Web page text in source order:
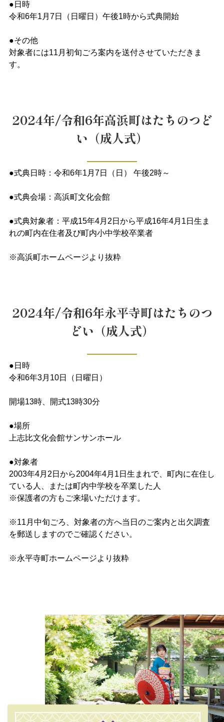
●日時
令和6年1月7日（日曜日）午後1時から式典開始
●その他
対象者には11月初旬ごろ案内を送付させていただきま
す。
2024年/令和6年高浜町はたちのつど
い（成人式）
●式典日時：令和6年1月7日（日） 午後2時～
●式典会場：高浜町文化会館
●式典対象者：平成15年4月2日から平成16年4月1日生ま
れの町内在住者及び町内小中学校卒業者
※高浜町ホームページより抜粋
2024年/令和6年永平寺町はたちのつ
どい（成人式）
●日時
令和6年3月10日（日曜日）
開場13時、開式13時30分
●場所
上志比文化会館サンサンホール
●対象者
2003年4月2日から2004年4月1日生まれで、町内に在住し
ている人、または町内中学校を卒業した人
※保護者の方もご来場いただけます。
※11月中旬ごろ、対象者の方へ当日のご案内と出欠調査
を郵送しますのでご確認ください。
※永平寺町ホームページより抜粋